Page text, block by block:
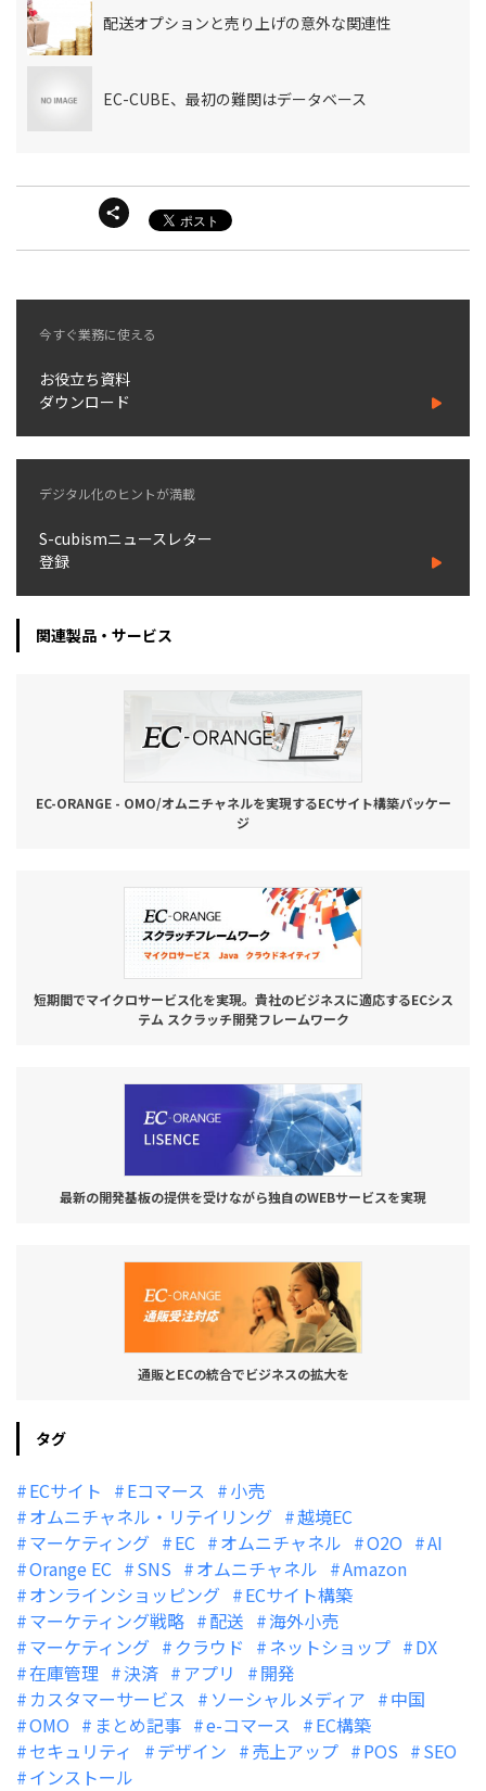
配送オプションと売り上げの意外な関連性
EC-CUBE、最初の難関はデータベース
今すぐ業務に使える
お役立ち資料
ダウンロード
デジタル化のヒントが満載
S-cubismニュースレター
登録
関連製品・サービス
EC-ORANGE - OMO/オムニチャネルを実現するECサイト構築パッケー
ジ
短期間でマイクロサービス化を実現。貴社のビジネスに適応するECシス
テム スクラッチ開発フレームワーク
最新の開発基板の提供を受けながら独自のWEBサービスを実現
通販とECの統合でビジネスの拡大を
タグ
ECサイト Eコマース
小売
オムニチャネル・リテイリング
越境EC
マーケティング
EC オムニチャネル O2O
AI
Orange EC
SNS オムニチャネル
Amazon
オンラインショッピング
ECサイト構築
マーケティング戦略
配送
海外小売
マーケティング
クラウド ネットショップ
DX
在庫管理
決済 アプリ
開発
カスタマーサービス
ソーシャルメディア
中国
OMO
まとめ記事 e-コマース
EC構築
セキュリティ
デザイン 売上アップ POS
SEO
インストール